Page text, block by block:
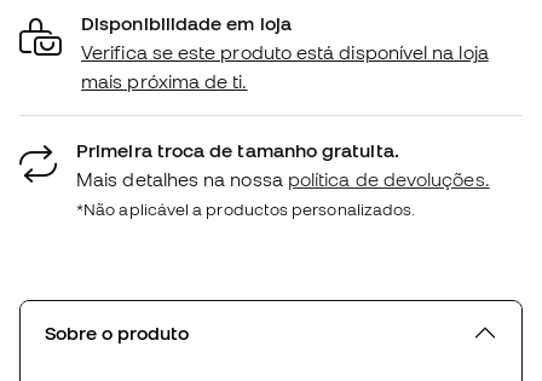
Disponibilidade em loja
Verifica se este produto está disponível na loja
mais próxima de ti.
Primeira troca de tamanho gratuita.
Mais detalhes na nossa política de devoluções.
*Não aplicável a productos personalizados.
Sobre o produto